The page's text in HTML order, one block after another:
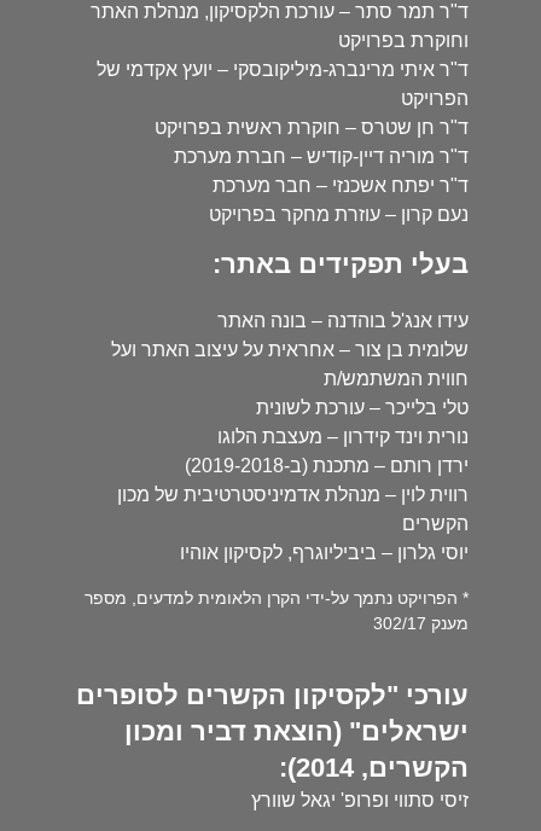
ד"ר תמר סתר – עורכת הלקסיקון, מנהלת האתר
וחוקרת בפרויקט
ד"ר איתי מרינברג-מיליקובסקי – יועץ אקדמי של
הפרויקט
ד"ר חן שטרס – חוקרת ראשית בפרויקט
ד"ר מוריה דיין-קודיש – חברת מערכת
ד"ר יפתח אשכנזי – חבר מערכת
נעם קרון – עוזרת מחקר בפרויקט
בעלי תפקידים באתר:
עידו אנג'ל בוהדנה – בונה האתר
שלומית בן צור – אחראית על עיצוב האתר ועל
חווית המשתמש/ת
טלי בלייכר – עורכת לשונית
נורית וינד קידרון – מעצבת הלוגו
ירדן רותם – מתכנת (ב-2019-2018)
רווית לוין – מנהלת אדמיניסטרטיבית של מכון
הקשרים
יוסי גלרון – ביביליוגרף, לקסיקון אוהיו
* הפרויקט נתמך על-ידי הקרן הלאומית למדעים, מספר
מענק 302/17
עורכי "לקסיקון הקשרים לסופרים
ישראלים" (הוצאת דביר ומכון
הקשרים, 2014):
זיסי סתווי ופרופ' יגאל שוורץ